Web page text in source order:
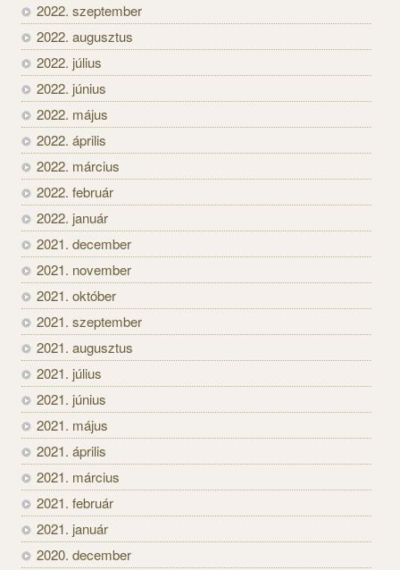
2022. szeptember
2022. augusztus
2022. július
2022. június
2022. május
2022. április
2022. március
2022. február
2022. január
2021. december
2021. november
2021. október
2021. szeptember
2021. augusztus
2021. július
2021. június
2021. május
2021. április
2021. március
2021. február
2021. január
2020. december